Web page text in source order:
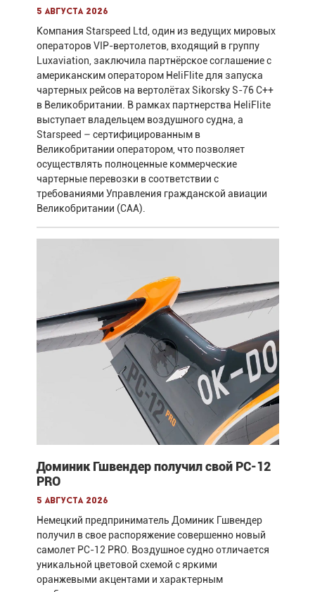
5 августа 2026
Компания Starspeed Ltd, один из ведущих мировых
операторов VIP-вертолетов, входящий в группу
Luxaviation, заключила партнёрское соглашение с
американским оператором HeliFlite для запуска
чартерных рейсов на вертолётах Sikorsky S-76 C++
в Великобритании. В рамках партнерства HeliFlite
выступает владельцем воздушного судна, а
Starspeed – сертифицированным в
Великобритании оператором, что позволяет
осуществлять полноценные коммерческие
чартерные перевозки в соответствии с
требованиями Управления гражданской авиации
Великобритании (CAA).
Доминик Гшвендер получил свой PC-12
PRO
5 августа 2026
Немецкий предприниматель Доминик Гшвендер
получил в свое распоряжение совершенно новый
самолет PC-12 PRO. Воздушное судно отличается
уникальной цветовой схемой с яркими
оранжевыми акцентами и характерным